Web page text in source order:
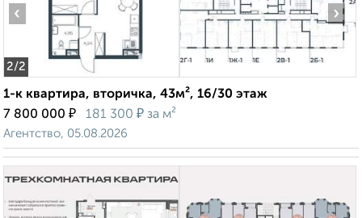
2/2
‹ ›
1-к квартира, вторичка, 43м², 16/30 этаж
7 800 000 ₽ 181 300 ₽ за м²
Агентство, 05.08.2026